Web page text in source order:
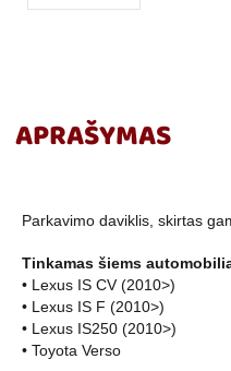
APRAŠYMAS
Parkavimo daviklis, skirtas
Tinkamas šiems
• Lexus IS CV (2010>)
• Lexus IS F (2010>)
• Lexus IS250 (2010>)
• Toyota Verso